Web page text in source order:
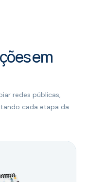
em
redes públicas,
cada etapa da